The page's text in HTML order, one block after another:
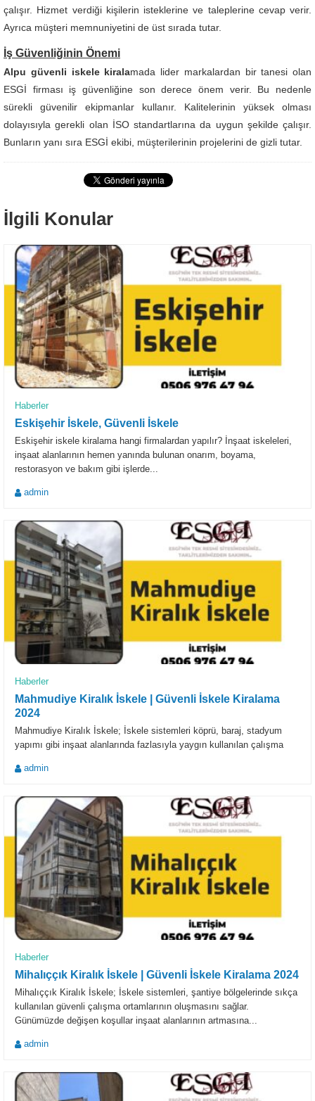
çalışır. Hizmet verdiği kişilerin isteklerine ve taleplerine cevap verir.
Ayrıca müşteri memnuniyetini de üst sırada tutar.
İş Güvenliğinin Önemi
Alpu güvenli iskele kiralamada lider markalardan bir tanesi olan
ESGİ firması iş güvenliğine son derece önem verir. Bu nedenle
sürekli güvenilir ekipmanlar kullanır. Kalitelerinin yüksek olması
dolayısıyla gerekli olan İSO standartlarına da uygun şekilde çalışır.
Bunların yanı sıra ESGİ ekibi, müşterilerinin projelerini de gizli tutar.
İlgili Konular
Haberler
Eskişehir İskele, Güvenli İskele
Eskişehir iskele kiralama hangi firmalardan yapılır? İnşaat iskeleleri,
inşaat alanlarının hemen yanında bulunan onarım, boyama,
restorasyon ve bakım gibi işlerde...
admin
Haberler
Mahmudiye Kiralık İskele | Güvenli İskele Kiralama
2024
Mahmudiye Kiralık İskele; İskele sistemleri köprü, baraj, stadyum
yapımı gibi inşaat alanlarında fazlasıyla yaygın kullanılan çalışma
admin
Haberler
Mihalıççık Kiralık İskele | Güvenli İskele Kiralama 2024
Mihalıççık Kiralık İskele; İskele sistemleri, şantiye bölgelerinde sıkça
kullanılan güvenli çalışma ortamlarının oluşmasını sağlar.
Günümüzde değişen koşullar inşaat alanlarının artmasına...
admin